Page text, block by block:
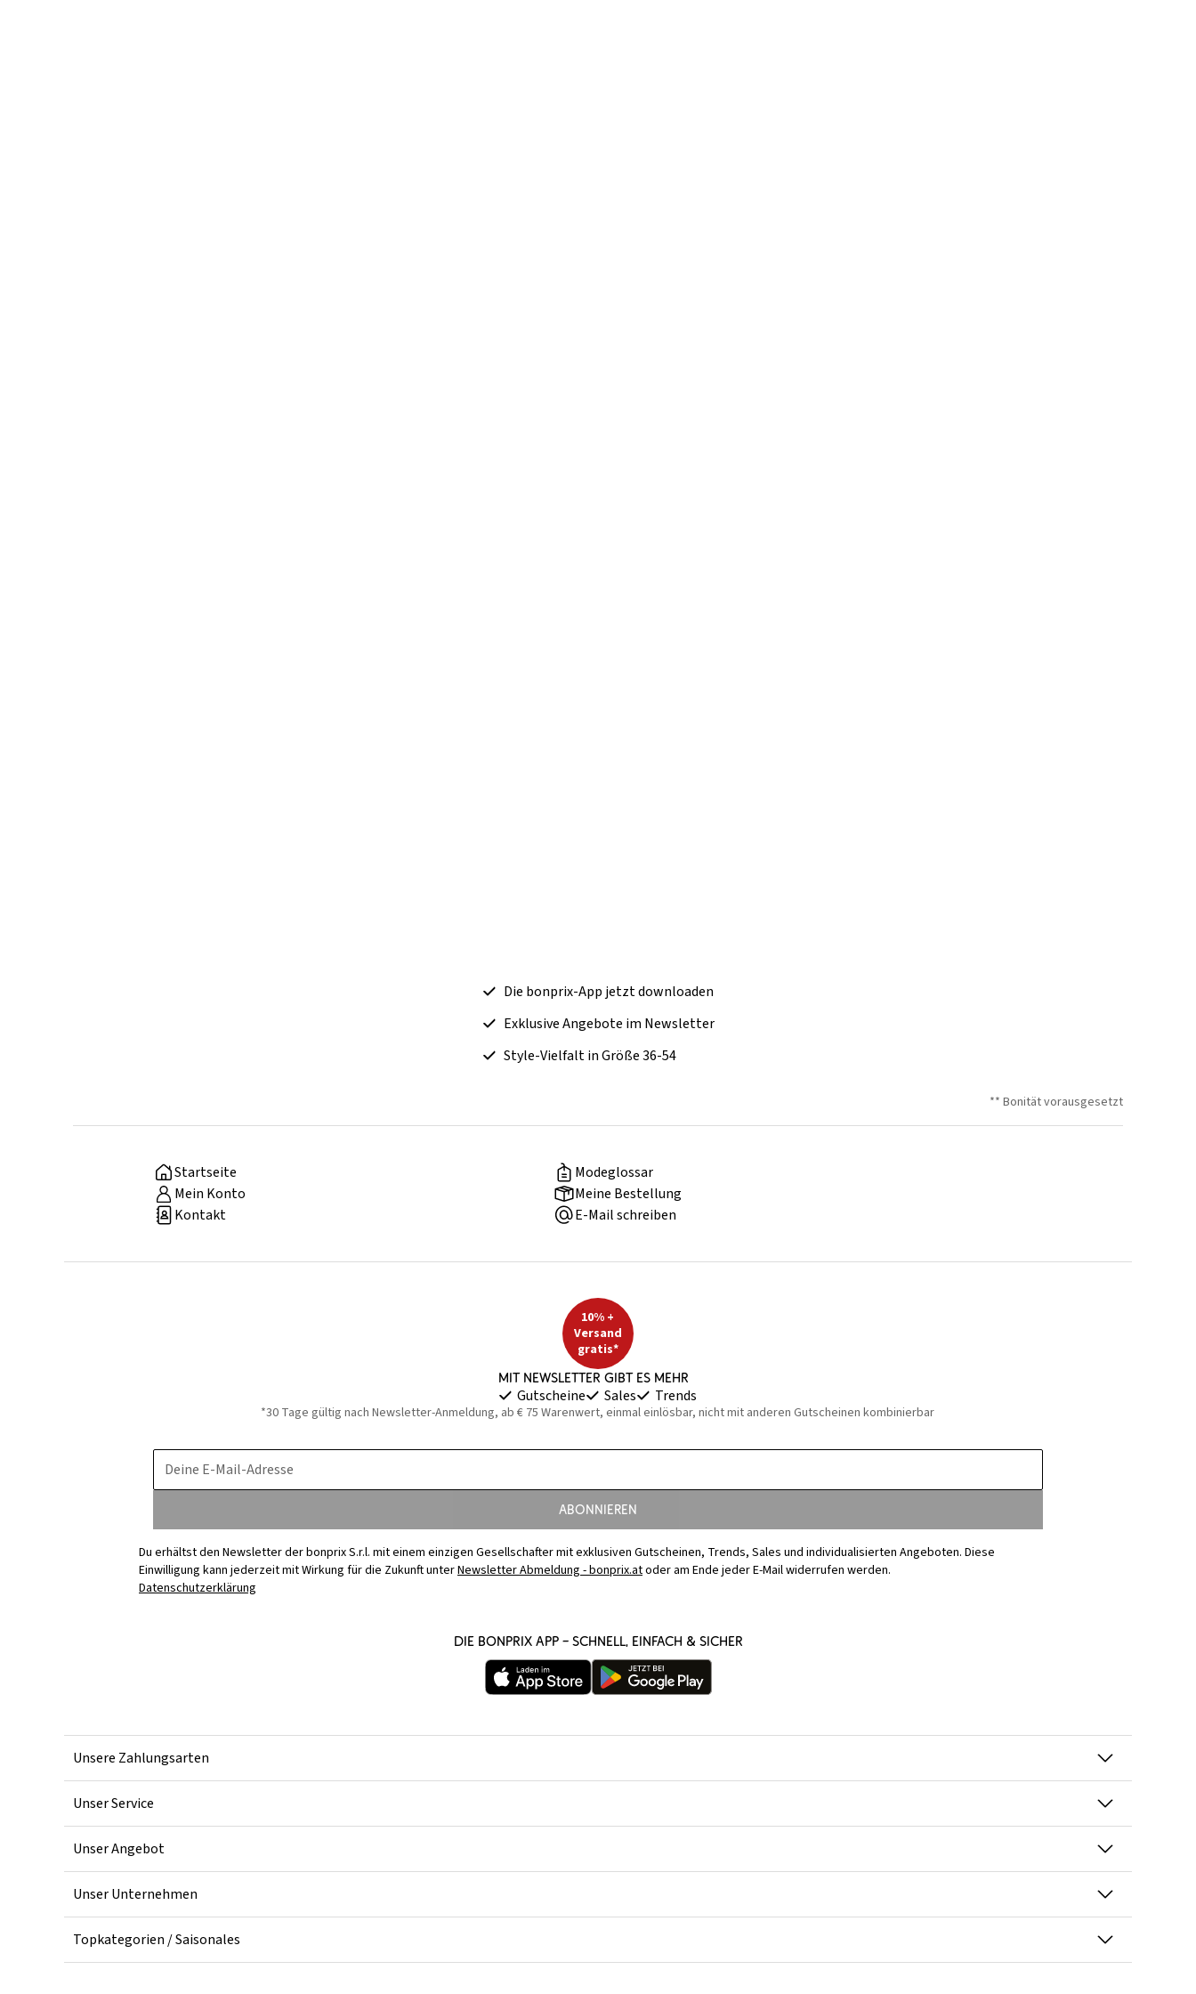
Die bonprix-App jetzt downloaden
Exklusive Angebote im Newsletter
Style-Vielfalt in Größe 36-54
** Bonität vorausgesetzt
Startseite
Modeglossar
Mein Konto
Meine Bestellung
Kontakt
E-Mail schreiben
10% +
Versand
gratis*
Mit Newsletter gibt es mehr
Gutscheine Sales Trends
*30 Tage gültig nach Newsletter-Anmeldung, ab € 75 Warenwert, einmal einlösbar, nicht mit anderen Gutscheinen kombinierbar
Deine E-Mail-Adresse
Abonnieren
Du erhältst den Newsletter der bonprix S.r.l. mit einem einzigen Gesellschafter mit exklusiven Gutscheinen, Trends, Sales und individualisierten Angeboten. Diese
Einwilligung kann jederzeit mit Wirkung für die Zukunft unterNewsletter Abmeldung - bonprix.atoder am Ende jeder E-Mail widerrufen werden.
Datenschutzerklärung
Die bonprix App – schnell, einfach & sicher
Unsere Zahlungsarten
Unser Service
Unser Angebot
Unser Unternehmen
Topkategorien / Saisonales